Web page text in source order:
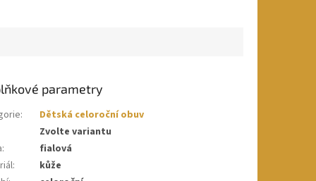
parametry
:
Dětská celoroční obuv
Zvolte variantu
:
fialová
:
kůže